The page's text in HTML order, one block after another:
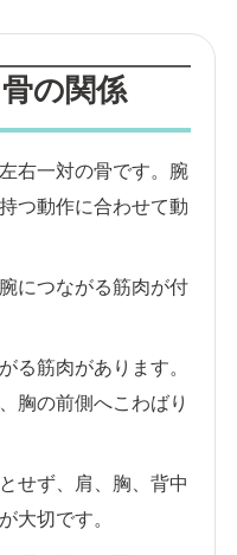
の関係
右一対の骨です。腕
つ動作に合わせて動
につながる筋肉が付
る筋肉があります。
胸の前側へこわばり
せず、肩、胸、背中
大切です。